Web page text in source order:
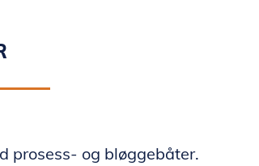
prosess- og bløggebåter.